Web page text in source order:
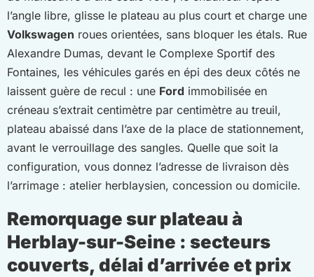
l’angle libre, glisse le plateau au plus court et charge une
Volkswagen roues orientées, sans bloquer les étals. Rue
Alexandre Dumas, devant le Complexe Sportif des
Fontaines, les véhicules garés en épi des deux côtés ne
laissent guère de recul : une Ford immobilisée en
créneau s’extrait centimètre par centimètre au treuil,
plateau abaissé dans l’axe de la place de stationnement,
avant le verrouillage des sangles. Quelle que soit la
configuration, vous donnez l’adresse de livraison dès
l’arrimage : atelier herblaysien, concession ou domicile.
Remorquage sur plateau à
Herblay-sur-Seine : secteurs
couverts, délai d’arrivée et prix